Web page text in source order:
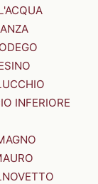
INFERIORE